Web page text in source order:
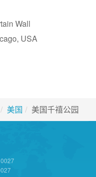
Wall
USA
美国 美国千禧公园